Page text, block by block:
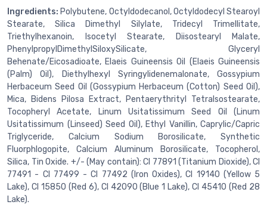
Ingredients: Polybutene, Octyldodecanol, Octyldodecyl Stearoyl
Stearate, Silica Dimethyl Silylate, Tridecyl Trimellitate,
Triethylhexanoin, Isocetyl Stearate, Diisostearyl Malate,
PhenylpropylDimethylSiloxySilicate, Glyceryl
Behenate/Eicosadioate, Elaeis Guineensis Oil (Elaeis Guineensis
(Palm) Oil), Diethylhexyl Syringylidenemalonate, Gossypium
Herbaceum Seed Oil (Gossypium Herbaceum (Cotton) Seed Oil),
Mica, Bidens Pilosa Extract, Pentaerythrityl TetraIsostearate,
Tocopheryl Acetate, Linum Usitatissimum Seed Oil (Linum
Usitatissimum (Linseed) Seed Oil), Ethyl Vanillin, Caprylic/Capric
Triglyceride, Calcium Sodium Borosilicate, Synthetic
Fluorphlogopite, Calcium Aluminum Borosilicate, Tocopherol,
Silica, Tin Oxide. +/- (May contain): CI 77891 (Titanium Dioxide), CI
77491 - CI 77499 - CI 77492 (Iron Oxides), CI 19140 (Yellow 5
Lake), CI 15850 (Red 6), CI 42090 (Blue 1 Lake), CI 45410 (Red 28
Lake).